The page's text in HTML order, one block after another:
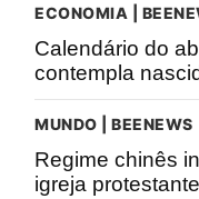
ECONOMIA |
Calendário do
contempla
MUNDO | BEENEWS
Regime chinês
igreja